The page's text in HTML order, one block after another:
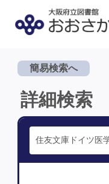
簡易検索へ
詳細検索